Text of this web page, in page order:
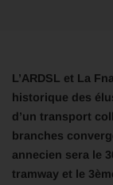
L’ARDSL et La
historique des
d’un transport
branches
annecien sera le
tramway et le